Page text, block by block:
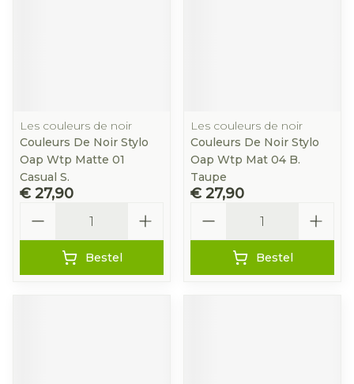
Les couleurs de noir
Couleurs De Noir Stylo
Oap Wtp Matte 01
Casual S.
€ 27,90
Bestel
Les couleurs de noir
Couleurs De Noir Stylo
Oap Wtp Mat 04 B.
Taupe
€ 27,90
Bestel